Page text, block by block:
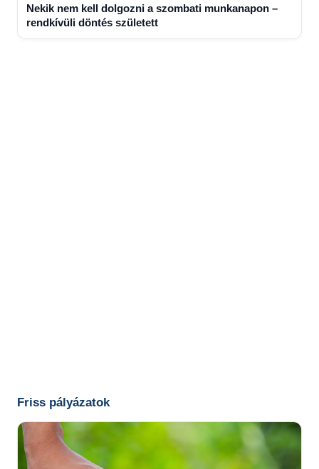
Nekik nem kell dolgozni a szombati munkanapon –
rendkívüli döntés született
Friss pályázatok